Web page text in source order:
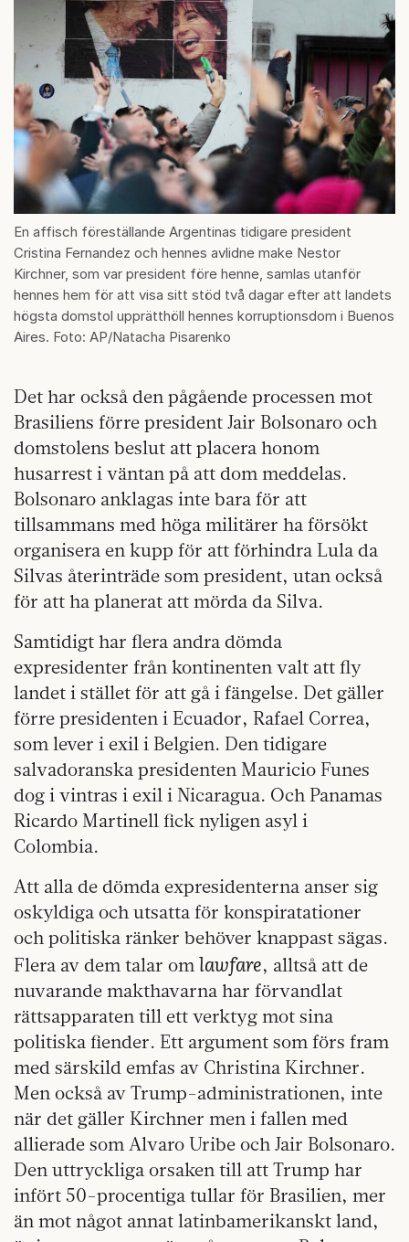
En affisch föreställande Argentinas tidigare president
Cristina Fernandez och hennes avlidne make Nestor
Kirchner, som var president före henne, samlas utanför
hennes hem för att visa sitt stöd två dagar efter att landets
högsta domstol upprätthöll hennes korruptionsdom i Buenos
Aires. Foto: AP/Natacha Pisarenko
Det har också den pågående processen mot
Brasiliens förre president Jair Bolsonaro och
domstolens beslut att placera honom
husarrest i väntan på att dom meddelas.
Bolsonaro anklagas inte bara för att
tillsammans med höga militärer ha försökt
organisera en kupp för att förhindra Lula da
Silvas återinträde som president, utan också
för att ha planerat att mörda da Silva.
Samtidigt har flera andra dömda
expresidenter från kontinenten valt att fly
landet i stället för att gå i fängelse. Det gäller
förre presidenten i Ecuador, Rafael Correa,
som lever i exil i Belgien. Den tidigare
salvadoranska presidenten Mauricio Funes
dog i vintras i exil i Nicaragua. Och Panamas
Ricardo Martinell fick nyligen asyl i
Colombia.
Att alla de dömda expresidenterna anser sig
oskyldiga och utsatta för konspiratationer
och politiska ränker behöver knappast sägas.
Flera av dem talar omlawfare, alltså att de
nuvarande makthavarna har förvandlat
rättsapparaten till ett verktyg mot sina
politiska fiender. Ett argument som förs fram
med särskild emfas av Christina Kirchner.
Men också av Trump-administrationen, inte
när det gäller Kirchner men i fallen med
allierade som Alvaro Uribe och Jair Bolsonaro.
Den uttryckliga orsaken till att Trump har
infört 50-procentiga tullar för Brasilien, mer
än mot något annat latinbamerikanskt land,